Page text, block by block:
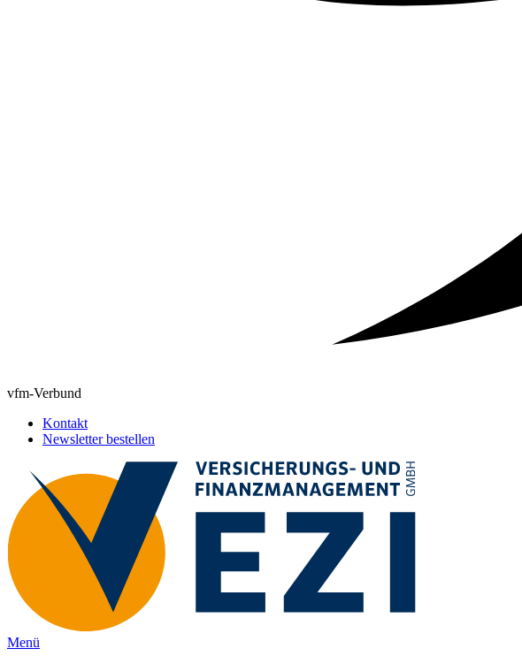
vfm-Verbund
Kontakt
Newsletter bestellen
Menü